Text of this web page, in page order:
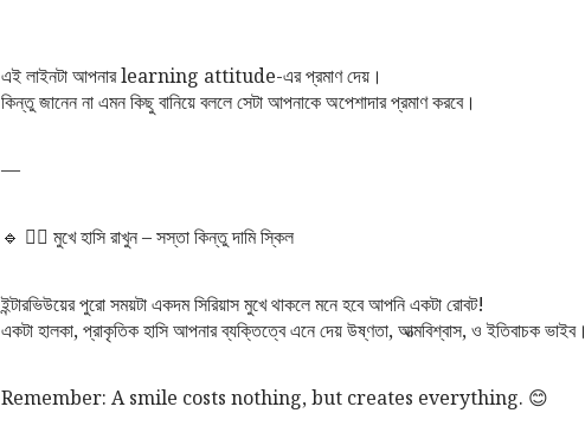
এই লাইনটা আপনার learning attitude-এর প্রমাণ দেয়।
কিন্তু জানেন না এমন কিছু বানিয়ে বললে সেটা আপনাকে অপেশাদার প্রমাণ করবে।
—
🔹 ৫️⃣ মুখে হাসি রাখুন – সস্তা কিন্তু দামি স্কিল
ইন্টারভিউয়ের পুরো সময়টা একদম সিরিয়াস মুখে থাকলে মনে হবে আপনি একটা রোবট!
একটা হালকা, প্রাকৃতিক হাসি আপনার ব্যক্তিত্বে এনে দেয় উষ্ণতা, আত্মবিশ্বাস, ও ইতিবাচক ভাইব।
Remember: A smile costs nothing, but creates everything. 😊